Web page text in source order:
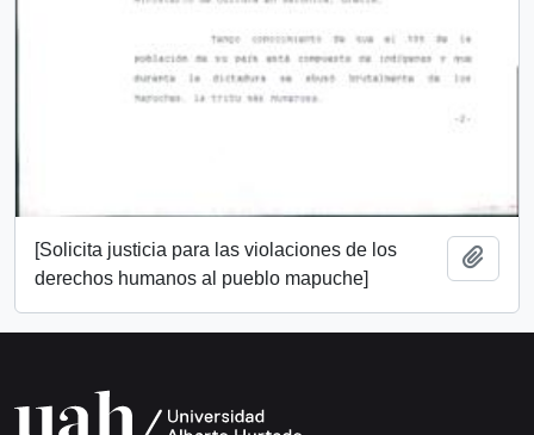
[Solicita justicia para las violaciones de los
derechos humanos al pueblo mapuche]